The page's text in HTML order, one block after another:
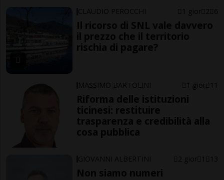
CLAUDIO PEROCCHI 1 gior 2 6
Il ricorso di SNL vale davvero
il prezzo che il territorio
rischia di pagare?
MASSIMO BARTOLINI 1 gior 11
Riforma delle istituzioni
ticinesi: restituire
trasparenza e credibilità alla
cosa pubblica
GIOVANNI ALBERTINI 2 gior 1 13
Non siamo numeri